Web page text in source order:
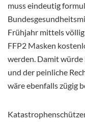
muss eindeutig
Frühjahr mittels
FFP2 Masken
werden. Damit
und der peinliche
wäre ebenfalls zügig